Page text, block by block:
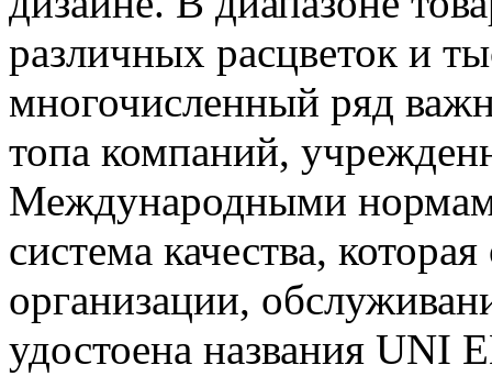
различных расцветок и
многочисленный ряд
топа компаний,
Международными
система качества,
организации,
удостоена названия UNI